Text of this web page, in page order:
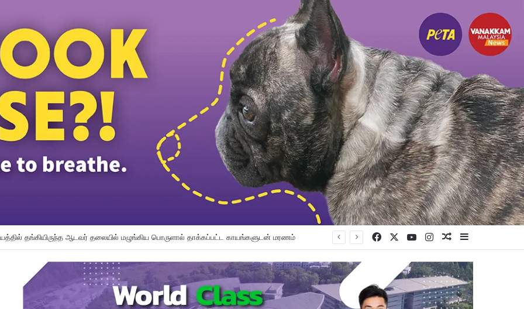
முன்னாள் ராணுவ வீரருக்கு 40 ஆண்டு சிறை, 12 பிரம்படி Facebook YouTubeInstagramRandom Article